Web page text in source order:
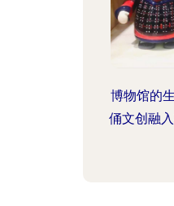
博物馆的
俑文创融